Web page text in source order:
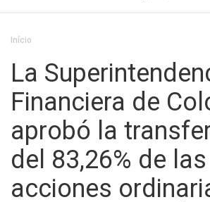
Trilha
de
navegação
Início
La
Financiera de
aprobó la
del 83,26% de las
acciones